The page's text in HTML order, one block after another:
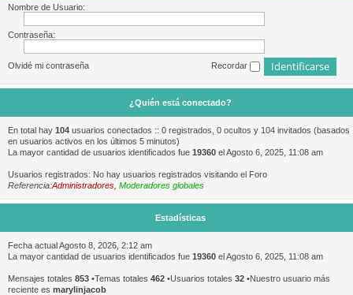
Nombre de Usuario:
Contraseña:
Olvidé mi contraseña Recordar
¿Quién está conectado?
En total hay 104 usuarios conectados :: 0 registrados, 0 ocultos y 104 invitados (basados
en usuarios activos en los últimos 5 minutos)
La mayor cantidad de usuarios identificados fue 19360 el Agosto 6, 2025, 11:08 am
Usuarios registrados: No hay usuarios registrados visitando el Foro
Referencia:Administradores Moderadores globales
Estadísticas
Fecha actual Agosto 8, 2026, 2:12 am
La mayor cantidad de usuarios identificados fue 19360 el Agosto 6, 2025, 11:08 am
Mensajes totales 853 •Temas totales 462 •Usuarios totales 32 •Nuestro usuario más
reciente es marylinjacob